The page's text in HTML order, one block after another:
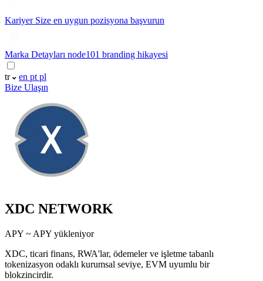
Kariyer Size en uygun pozisyona başvurun
Marka Detayları node101 branding hikayesi
tr en pt pl
Bize Ulaşın
XDC NETWORK
APY ~ APY yükleniyor
XDC, ticari finans, RWA'lar, ödemeler ve işletme tabanlı
tokenizasyon odaklı kurumsal seviye, EVM uyumlu bir
blokzincirdir.